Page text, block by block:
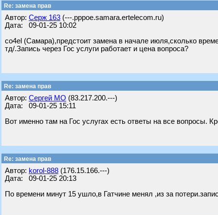
Re: замена прав
Автор: Серж 163 (---.pppoe.samara.ertelecom.ru)
Дата: 09-01-25 10:02
co4el (Самара),предстоит замена в начале июля,сколько
тд/.Запись через Гос услуги работает и цена вопроса?
Re: замена прав
Автор: Сергей МО (83.217.200.---)
Дата: 09-01-25 15:11
Вот именно там на Гос услугах есть ответы на все вопросы.
Re: замена прав
Автор: korol-888 (176.15.166.---)
Дата: 09-01-25 20:13
По времени минут 15 ушло,в Гатчине менял ,из за